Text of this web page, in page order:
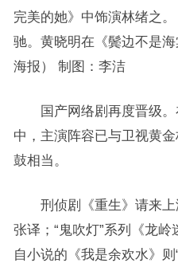
完美的她》中饰演林绪之
驰。黄晓明在《鬓边不是
海报） 制图：李洁
国产网络剧再度晋级。
中，主演阵容已与卫视黄
鼓相当。
刑侦剧《重生》请来上
张译；“鬼吹灯”系列《龙
自小说的《我是余欢水》则